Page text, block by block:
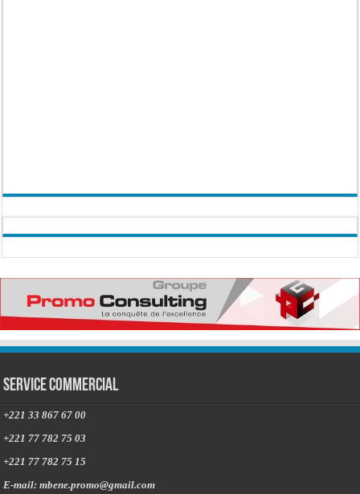
Service commercial
+221 33 867 67 00
+221 77 782 75 03
+221 77 782 75 15
E-mail: mbene.promo@gmail.com